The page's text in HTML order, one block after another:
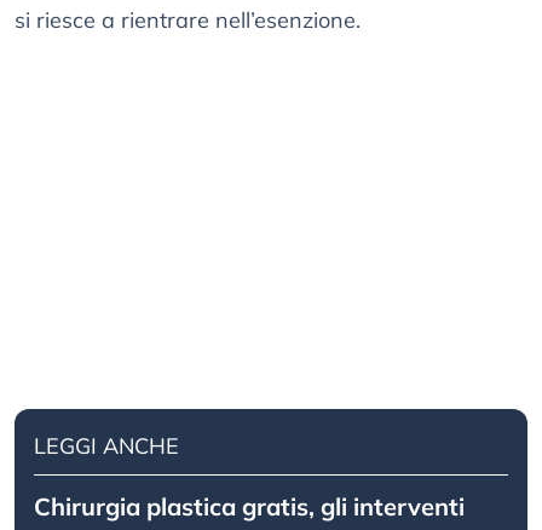
si riesce a rientrare nell’esenzione.
LEGGI ANCHE
Chirurgia plastica gratis, gli interventi